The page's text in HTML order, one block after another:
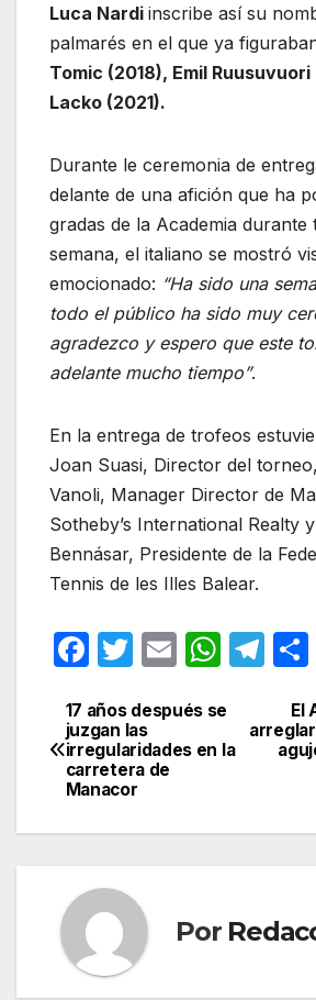
Luca Nardi inscribe así su
palmarés en el que ya
Tomic (2018), Emil
Lacko (2021).
Durante le ceremonia de
delante de una afición que ha
gradas de la Academia durante
semana, el italiano se mostró
emocionado: “Ha sido una
todo el público ha sido muy
agradezco y espero que este
adelante mucho tiempo”.
En la entrega de trofeos
Joan Suasi, Director del
Vanoli, Manager Director de
Sotheby’s International Realty
Bennásar, Presidente de la
Tennis de les Illes Balear.
F
c
e
b
o
k
T
itt
er
E
ail
W
at
s
p
T
e
gr
m
Navegación
de
El
17 años después se
juzgan las
irregularidades en la
carretera de
Manacor
Por